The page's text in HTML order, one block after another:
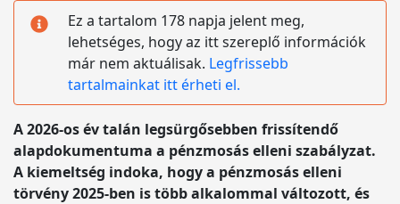
Ez a tartalom 178 napja jelent meg,
lehetséges, hogy az itt szereplő információk
már nem aktuálisak. Legfrissebb
tartalmainkat itt érheti el.
A 2026-os év talán legsürgősebben frissítendő
alapdokumentuma a pénzmosás elleni szabályzat.
A kiemeltség indoka, hogy a pénzmosás elleni
törvény 2025-ben is több alkalommal változott, és